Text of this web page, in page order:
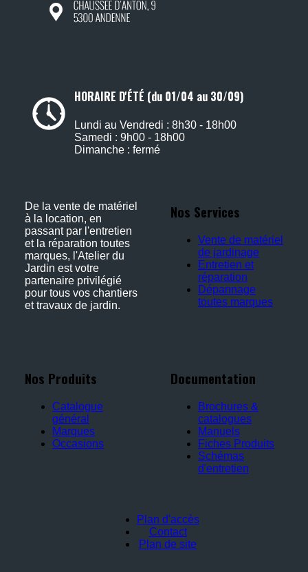
HORAIRE D'ÉTÉ (du 01/04 au 30/09)
Lundi au Vendredi : 8h30 - 18h00
Samedi : 9h00 - 18h00
Dimanche : fermé
De la vente de matériel
à la location, en
passant par l'entretien
et la réparation toutes
marques, l'Atelier du
Jardin est votre
partenaire privilégié
pour tous vos chantiers
et travaux de jardin.
Nos Services
Vente de matériel
de jardinage
Entretien et
réparation
Dépannage
toutes marques
Nos Produits
Catalogue
général
Marques
Occasions
Documentation
Brochures &
catalogues
Manuels
Fiches Produits
Schémas
d'entretien
Plan d'accès
Contact
Plan de site